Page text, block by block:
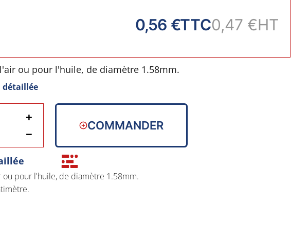
0,56 €TTC0,47 €HT
ou pour l'huile, de diamètre 1.58mm.
détaillée
−
+
COMMANDER
ou pour l'huile, de diamètre 1.58mm.